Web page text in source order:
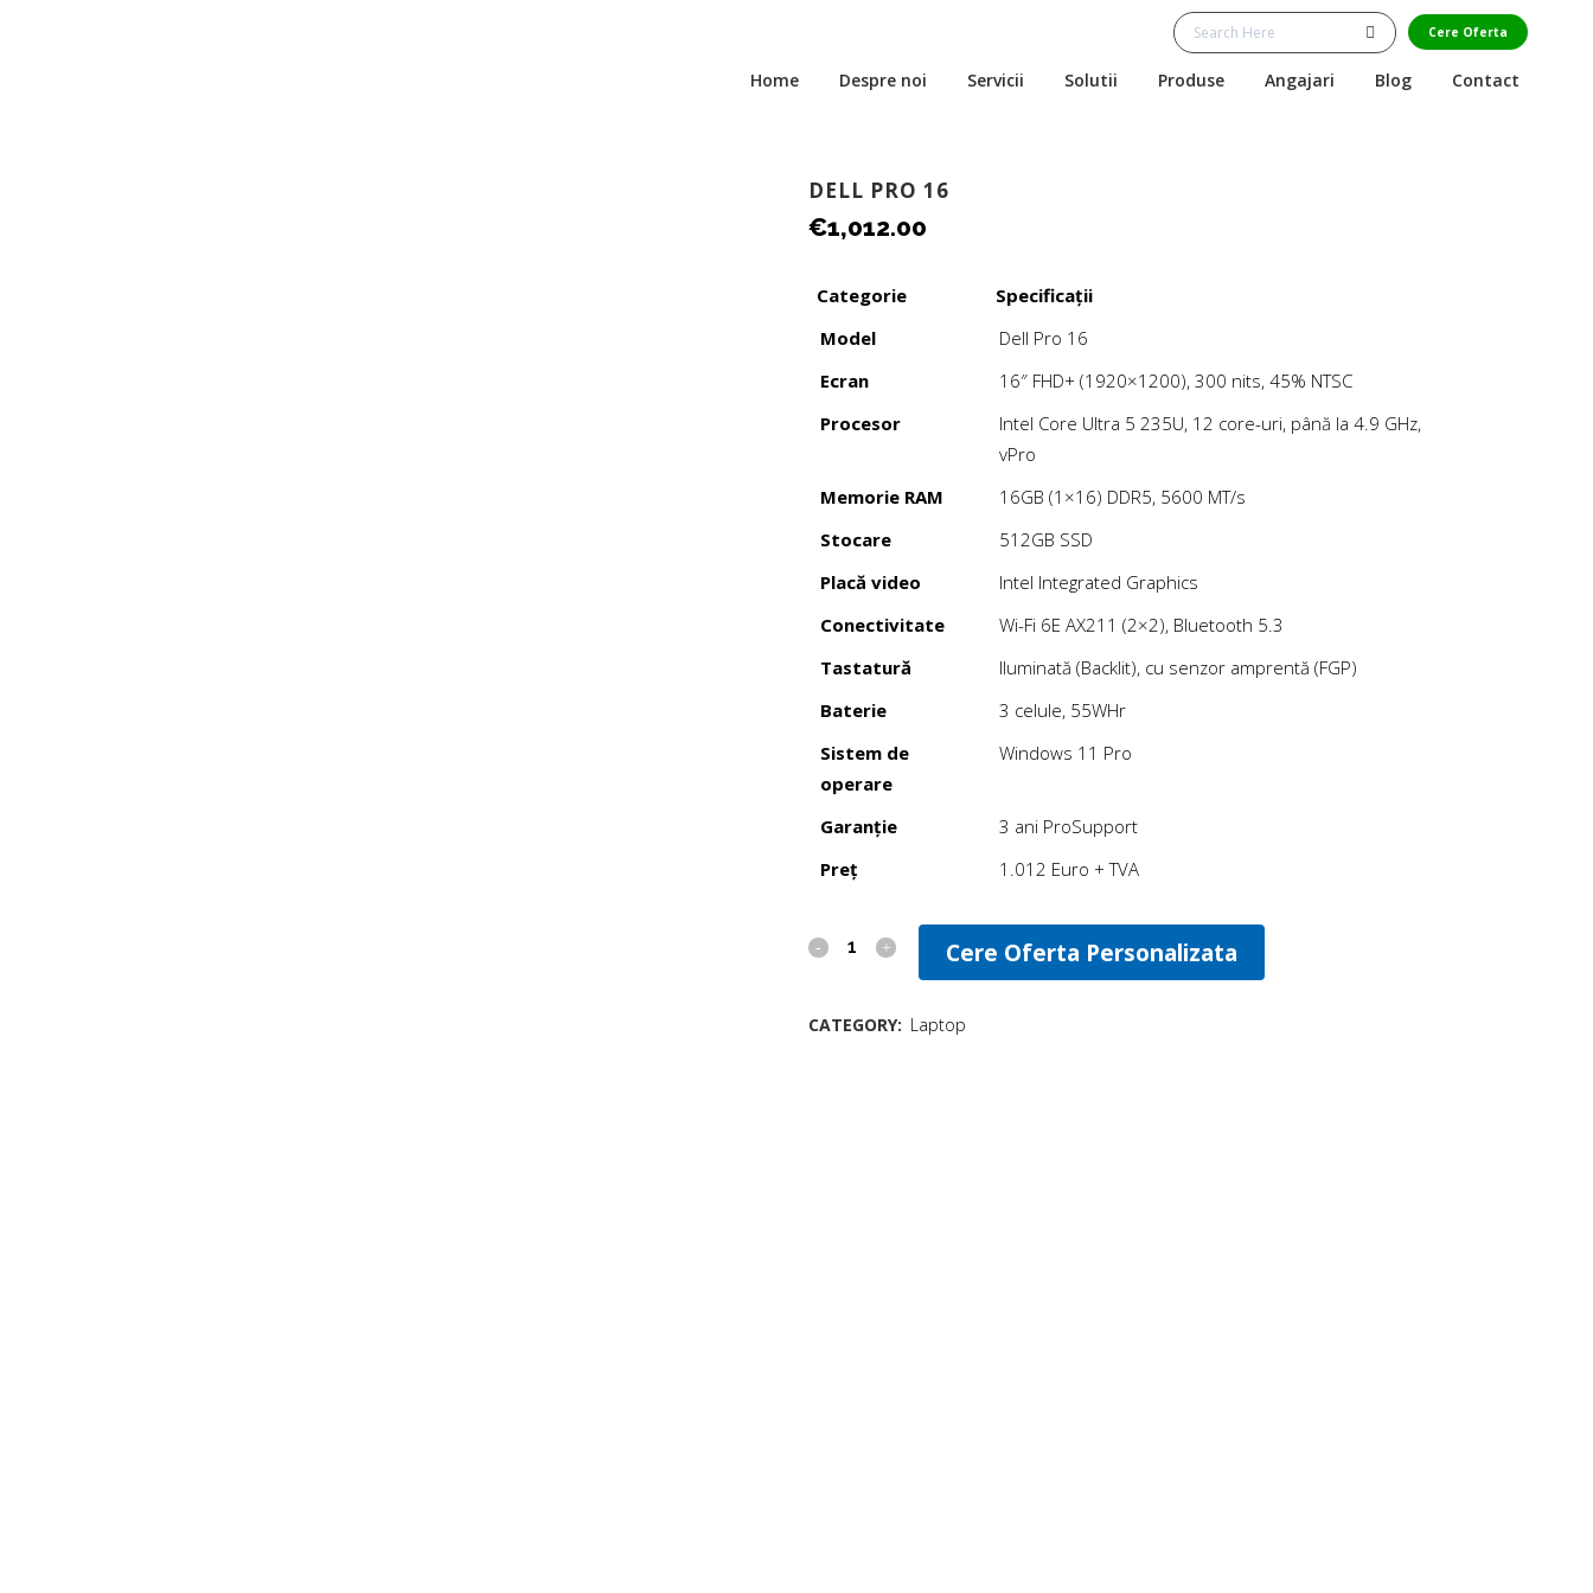
Cere Oferta
Home Despre noi Servicii Solutii Produse Angajari Blog Contact
DELL PRO 16
€1,012.00
Categorie
Specificații
Model
Dell Pro 16
Ecran
16″ FHD+ (1920×1200), 300 nits, 45% NTSC
Procesor
Intel Core Ultra 5 235U, 12 core-uri, până la 4.9 GHz,
vPro
Memorie RAM
16GB (1×16) DDR5, 5600 MT/s
Stocare
512GB SSD
Placă video
Intel Integrated Graphics
Conectivitate
Wi-Fi 6E AX211 (2×2), Bluetooth 5.3
Tastatură
Iluminată (Backlit), cu senzor amprentă (FGP)
Baterie
3 celule, 55WHr
Sistem de
operare
Windows 11 Pro
Garanție
3 ani ProSupport
Preț
1.012 Euro + TVA
Cere Oferta Personalizata
CATEGORY: Laptop